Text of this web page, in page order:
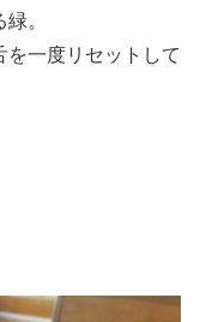
。
一度リセットして